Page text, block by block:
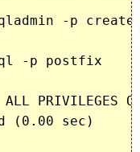
-p
-p postfix
ALL
(0.00 sec)